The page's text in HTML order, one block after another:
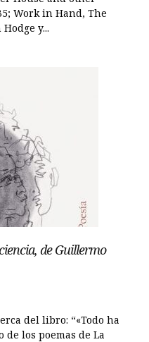
Work in Hand, The
y...
de Guillermo
del libro: “«Todo ha
los poemas de La